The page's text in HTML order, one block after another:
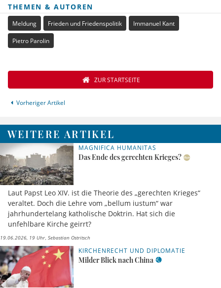
THEMEN & AUTOREN
Meldung Frieden und Friedenspolitik Immanuel Kant
Pietro Parolin
Vorheriger Artikel
ZUR STARTSEITE
WEITERE ARTIKEL
MAGNIFICA HUMANITAS
Das Ende des gerechten Krieges?
Laut Papst Leo XIV. ist die Theorie des „gerechten Krieges“
veraltet. Doch die Lehre vom „bellum iustum“ war
jahrhundertelang katholische Doktrin. Hat sich die
unfehlbare Kirche geirrt?
19.06.2026, 19 Uhr Sebastian Ostritsch
KIRCHENRECHT UND DIPLOMATIE
Milder Blick nach China